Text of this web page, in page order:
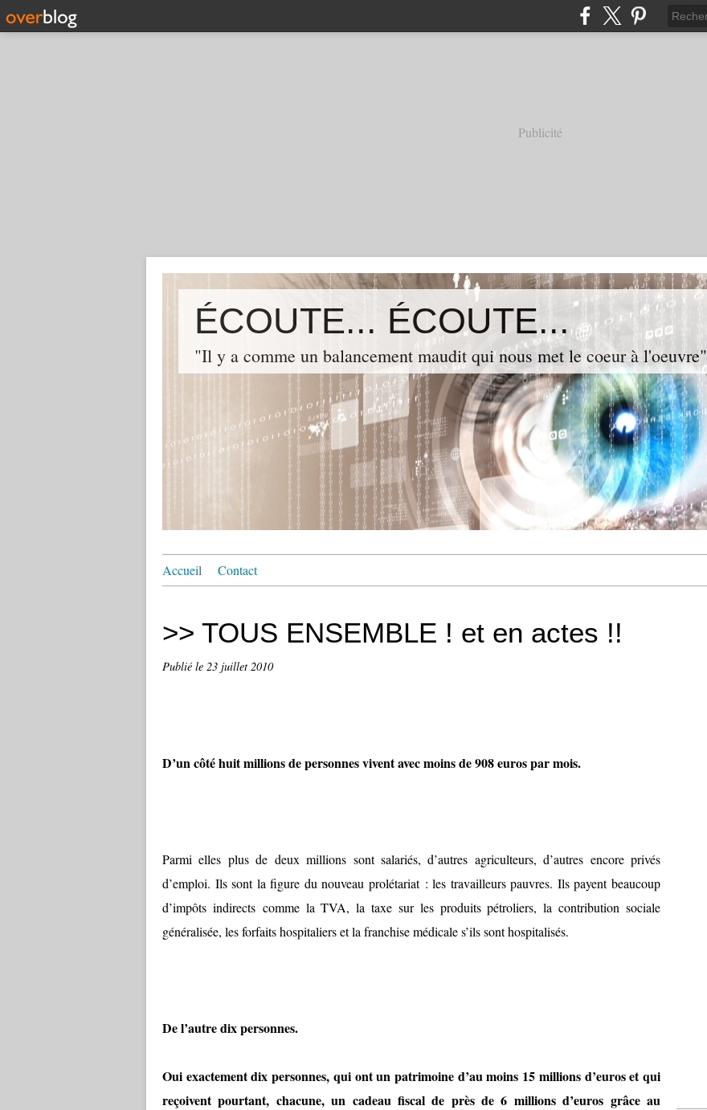
Publicité
ÉCOUTE... ÉCOUTE...
"Il y a comme un balancement maudit qui nous met le coeur à l'oeuvre"
Accueil Contact
>> TOUS ENSEMBLE ! et en actes !!
Publié le 23 juillet 2010
D’un côté huit millions de personnes vivent avec moins de 908 euros par mois.
Parmi elles plus de deux millions sont salariés, d’autres agriculteurs, d’autres encore privés
d’emploi. Ils sont la figure du nouveau prolétariat : les travailleurs pauvres. Ils payent beaucoup
d’impôts indirects comme la TVA, la taxe sur les produits pétroliers, la contribution sociale
généralisée, les forfaits hospitaliers et la franchise médicale s’ils sont hospitalisés.
De l’autre dix personnes.
Oui exactement dix personnes, qui ont un patrimoine d’au moins 15 millions d’euros et qui
reçoivent pourtant, chacune, un cadeau fiscal de près de 6 millions d’euros grâce au